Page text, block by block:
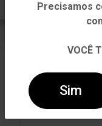
VINHO TARAPACÁ GRAN
Precisamos
VOCÊ
Sim